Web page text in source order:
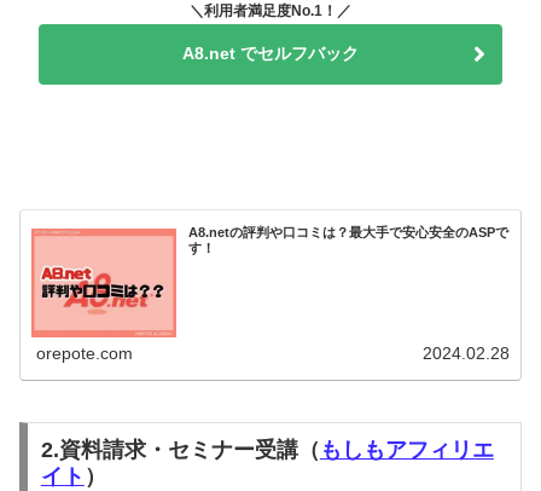
＼利用者満足度No.1！／
A8.net でセルフバック
A8.netの評判や口コミは？最大手で安心安全のASPで
す！
orepote.com 2024.02.28
2.資料請求・セミナー受講（ もしもアフィリエ
イト ）